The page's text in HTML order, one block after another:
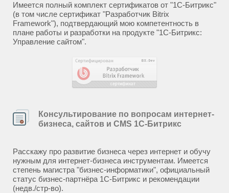
Имеется полный комплект сертификатов от "1С-Битрикс"
(в том числе сертификат "Разработчик Bitrix
Framework"), подтвердающий мою компетентность в
плане работы и разработки на продукте "1С-Битрикс:
Управление сайтом".
Консультирование по вопросам интернет-
бизнеса, сайтов и CMS 1С-Битрикс
Расскажу про развитие бизнеса через интернет и обучу
нужным для интернет-бизнеса инструментам. Имеется
степень магистра "бизнес-информатики", официальный
статус бизнес-партнёра 1С-Битрикс и рекомендации
(недв./стр-во).